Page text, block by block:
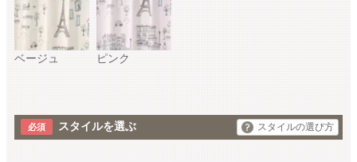
ベージュ ピンク
スタイルを選ぶ スタイルの選び方